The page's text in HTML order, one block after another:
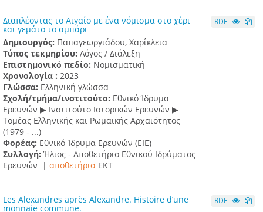
Διαπλέοντας το Αιγαίο με ένα νόμισμα στο χέρι
και γεμάτο το αμπάρι
Δημιουργός: Παπαγεωργιάδου, Χαρίκλεια
Τύπος τεκμηρίου: Λόγος / Διάλεξη
Επιστημονικό πεδίο: Νομισματική
Χρονολογία : 2023
Γλώσσα: Ελληνική γλώσσα
Σχολή/τμήμα/ινστιτούτο: Εθνικό Ίδρυμα
Ερευνών ▶ Ινστιτούτο Ιστορικών Ερευνών ▶
Τομέας Ελληνικής και Ρωμαϊκής Αρχαιότητος
(1979 - ...)
Φορέας: Εθνικό Ίδρυμα Ερευνών (ΕΙΕ)
Συλλογή:Ήλιος - Αποθετήριο Εθνικού Ιδρύματος
Ερευνών | αποθετήρια EKT
RDF
Les Alexandres après Alexandre. Histoire d’une
monnaie commune.
RDF